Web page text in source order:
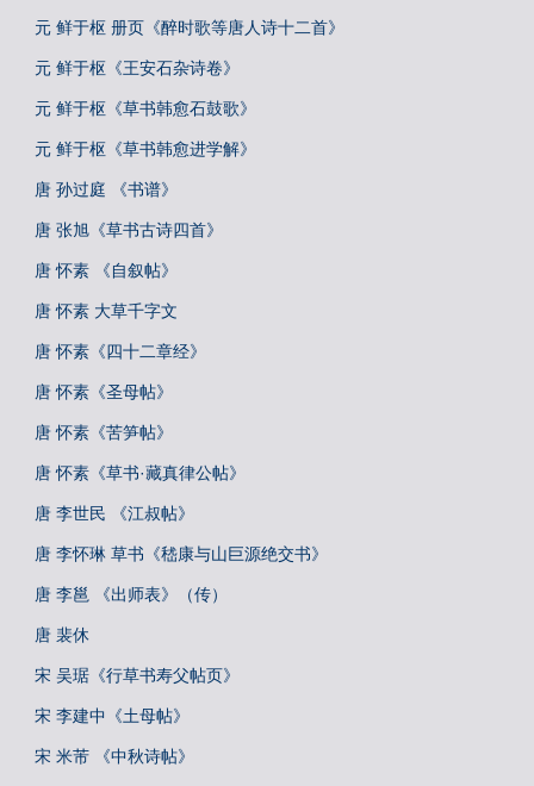
元 鲜于枢 册页《醉时歌等唐人诗十二首》
元 鲜于枢《王安石杂诗卷》
元 鲜于枢《草书韩愈石鼓歌》
元 鲜于枢《草书韩愈进学解》
唐 孙过庭 《书谱》
唐 张旭《草书古诗四首》
唐 怀素 《自叙帖》
唐 怀素 大草千字文
唐 怀素《四十二章经》
唐 怀素《圣母帖》
唐 怀素《苦笋帖》
唐 怀素《草书·藏真律公帖》
唐 李世民 《江叔帖》
唐 李怀琳 草书《嵇康与山巨源绝交书》
唐 李邕 《出师表》（传）
唐 裴休
宋 吴琚《行草书寿父帖页》
宋 李建中《土母帖》
宋 米芾 《中秋诗帖》